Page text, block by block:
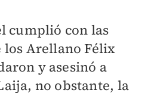
cumplió con las
los Arellano Félix
y asesinó a
no obstante, la